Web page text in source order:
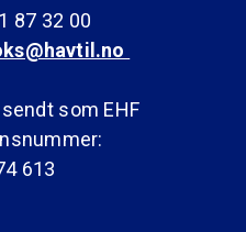
87 32 00
som EHF
613